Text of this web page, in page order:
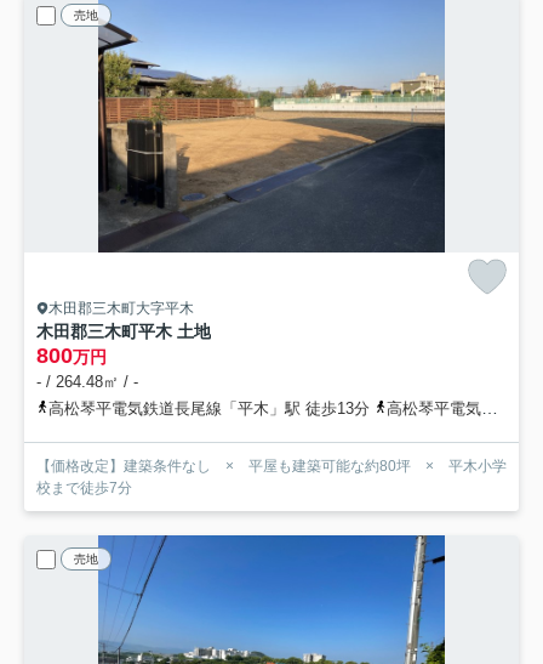
売地
木田郡三木町大字平木
木田郡三木町平木 土地
800万円
- / 264.48㎡ / -
高松琴平電気鉄道長尾線「平木」駅 徒歩13分
高松琴平電気鉄道長尾線「農学部前」駅 徒歩18分
【価格改定】建築条件なし × 平屋も建築可能な約80坪 × 平木小学
校まで徒歩7分
売地